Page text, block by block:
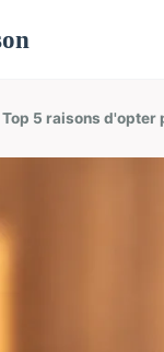
Top 5 raisons d'opter